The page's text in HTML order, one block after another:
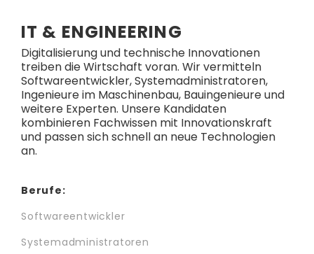
IT & ENGINEERING
Digitalisierung und technische Innovationen
treiben die Wirtschaft voran. Wir vermitteln
Softwareentwickler, Systemadministratoren,
Ingenieure im Maschinenbau, Bauingenieure und
weitere Experten. Unsere Kandidaten
kombinieren Fachwissen mit Innovationskraft
und passen sich schnell an neue Technologien
an.
Berufe:
Softwareentwickler
Systemadministratoren